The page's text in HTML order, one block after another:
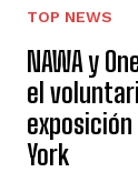
TOP NEWS
NAWA y
el
York